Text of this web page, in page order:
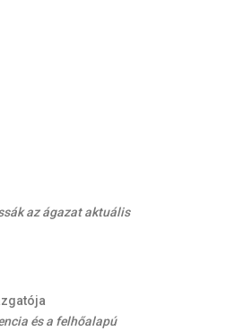
az ágazat aktuális
és a felhőalapú